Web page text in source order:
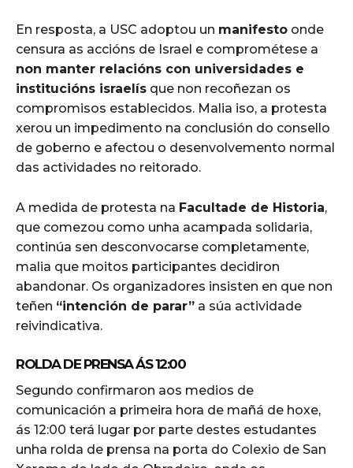
En resposta, a USC adoptou un manifesto onde
censura as accións de Israel e comprométese a
non manter relacións con universidades e
institucións israelís que non recoñezan os
compromisos establecidos. Malia iso, a protesta
xerou un impedimento na conclusión do consello
de goberno e afectou o desenvolvemento normal
das actividades no reitorado.
A medida de protesta na Facultade de Historia,
que comezou como unha acampada solidaria,
continúa sen desconvocarse completamente,
malia que moitos participantes decidiron
abandonar. Os organizadores insisten en que non
teñen “intención de parar” a súa actividade
reivindicativa.
ROLDA DE PRENSA ÁS 12:00
Segundo confirmaron aos medios de
comunicación a primeira hora de mañá de hoxe,
ás 12:00 terá lugar por parte destes estudantes
unha rolda de prensa na porta do Colexio de San